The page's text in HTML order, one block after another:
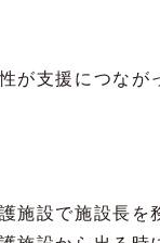
が支援につなが
施設で施設長を